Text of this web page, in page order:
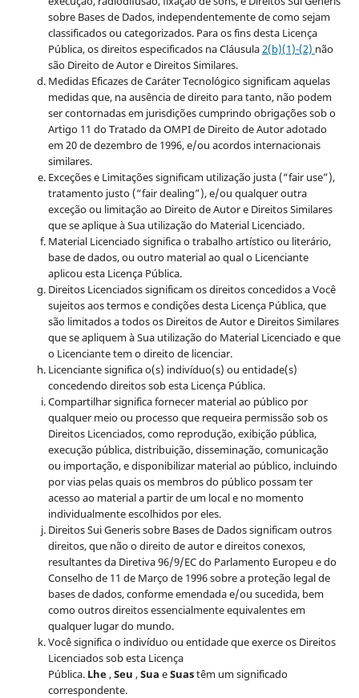
sobre Bases de Dados, independentemente de como sejam
classificados ou categorizados. Para os fins desta Licença
Pública, os direitos especificados na Cláusula2(b)(1)-(2) não
são Direito de Autor e Direitos Similares.
Medidas Eficazes de Caráter Tecnológico significam aquelas
medidas que, na ausência de direito para tanto, não podem
ser contornadas em jurisdições cumprindo obrigações sob o
Artigo 11 do Tratado da OMPI de Direito de Autor adotado
em 20 de dezembro de 1996, e/ou acordos internacionais
similares.
Exceções e Limitações significam utilização justa (“fair use”),
tratamento justo (“fair dealing”), e/ou qualquer outra
exceção ou limitação ao Direito de Autor e Direitos Similares
que se aplique à Sua utilização do Material Licenciado.
Material Licenciado significa o trabalho artístico ou literário,
base de dados, ou outro material ao qual o Licenciante
aplicou esta Licença Pública.
Direitos Licenciados significam os direitos concedidos a Você
sujeitos aos termos e condições desta Licença Pública, que
são limitados a todos os Direitos de Autor e Direitos Similares
que se apliquem à Sua utilização do Material Licenciado e que
o Licenciante tem o direito de licenciar.
Licenciante significa o(s) indivíduo(s) ou entidade(s)
concedendo direitos sob esta Licença Pública.
Compartilhar significa fornecer material ao público por
qualquer meio ou processo que requeira permissão sob os
Direitos Licenciados, como reprodução, exibição pública,
execução pública, distribuição, disseminação, comunicação
ou importação, e disponibilizar material ao público, incluindo
por vias pelas quais os membros do público possam ter
acesso ao material a partir de um local e no momento
individualmente escolhidos por eles.
Direitos Sui Generis sobre Bases de Dados significam outros
direitos, que não o direito de autor e direitos conexos,
resultantes da Diretiva 96/9/EC do Parlamento Europeu e do
Conselho de 11 de Março de 1996 sobre a proteção legal de
bases de dados, conforme emendada e/ou sucedida, bem
como outros direitos essencialmente equivalentes em
qualquer lugar do mundo.
Você significa o indivíduo ou entidade que exerce os Direitos
Licenciados sob esta Licença
Pública. Lhe,Seu ,Sua eSuastêm um significado
correspondente.